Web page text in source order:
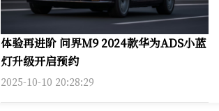
体验再进阶 问界M9 2024款华为ADS小蓝
灯升级开启预约
2025-10-10 20:28:29